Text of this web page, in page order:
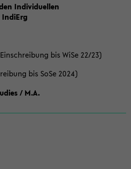
Individuellen
IndiErg
bis WiSe 22/23)
bis SoSe 2024)
/ M.A.